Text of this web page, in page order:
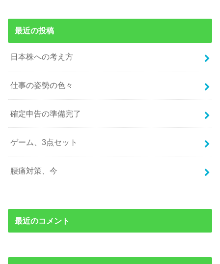
最近の投稿
日本株への考え方
仕事の姿勢の色々
確定申告の準備完了
ゲーム、3点セット
腰痛対策、今
最近のコメント